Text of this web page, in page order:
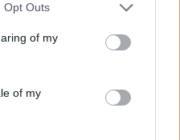
Opt Outs
of my
of my
στο ζήτημα των πινακίδων
κυκλοφορίας - Τέλος στις